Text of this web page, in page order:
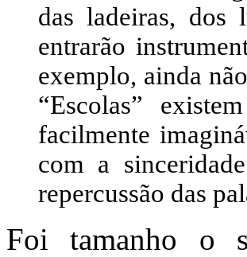
das ladeiras, dos
entrarão
exemplo, ainda
“Escolas”
facilmente
com a
repercussão das
Foi tamanho o